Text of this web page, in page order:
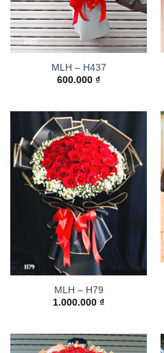
MLH – H437
600.000 ₫
MLH – H79
1.000.000 ₫